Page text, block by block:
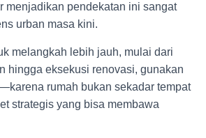
menjadikan pendekatan ini sangat
urban masa kini.
melangkah lebih jauh, mulai dari
hingga eksekusi renovasi, gunakan
rumah bukan sekadar tempat
strategis yang bisa membawa